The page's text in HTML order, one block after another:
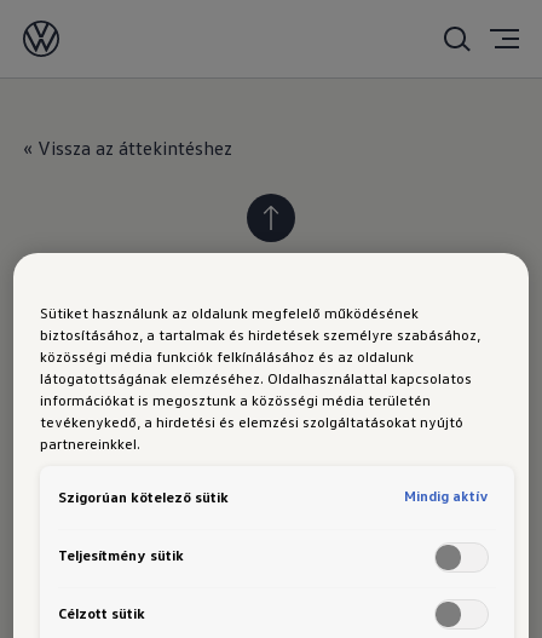
2020. 12. 28.
« Vissza az áttekintéshez
VOLKSWAGEN
Modellek
Hírek
A Volkswagen élménye
Sütiket használunk az oldalunk megfelelő működésének
biztosításához, a tartalmak és hirdetések személyre szabásához,
közösségi média funkciók felkínálásához és az oldalunk
látogatottságának elemzéséhez. Oldalhasználattal kapcsolatos
információkat is megosztunk a közösségi média területén
tevékenykedő, a hirdetési és elemzési szolgáltatásokat nyújtó
partnereinkkel.
Szigorúan kötelező sütik Mindig aktív
Teljesítmény sütik
Célzott sütik